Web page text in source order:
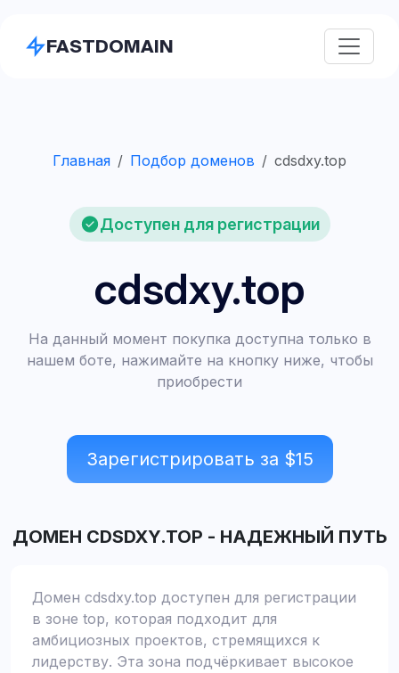
FASTDOMAIN
Главная Подбор доменов cdsdxy.top
Доступен для регистрации
cdsdxy.top
На данный момент покупка доступна только в
нашем боте, нажимайте на кнопку ниже, чтобы
приобрести
Зарегистрировать за $15
ДОМЕН CDSDXY.TOP - НАДЕЖНЫЙ ПУТЬ
Домен cdsdxy.top доступен для регистрации
в зоне top, которая подходит для
амбициозных проектов, стремящихся к
лидерству. Эта зона подчёркивает высокое